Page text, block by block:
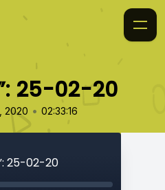
25-02-20
2020 • 02:33:16
25-02-20